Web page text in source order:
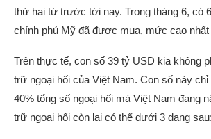
thứ hai từ trước tới nay. Trong tháng 6, có
chính phủ Mỹ đã được mua, mức cao nhất
Trên thực tế, con số 39 tỷ USD kia không
trữ ngoại hối của Việt Nam. Con số này
40% tổng số ngoại hối mà Việt Nam đang
trữ ngoại hối còn lại có thể dưới 3 dạng sau: